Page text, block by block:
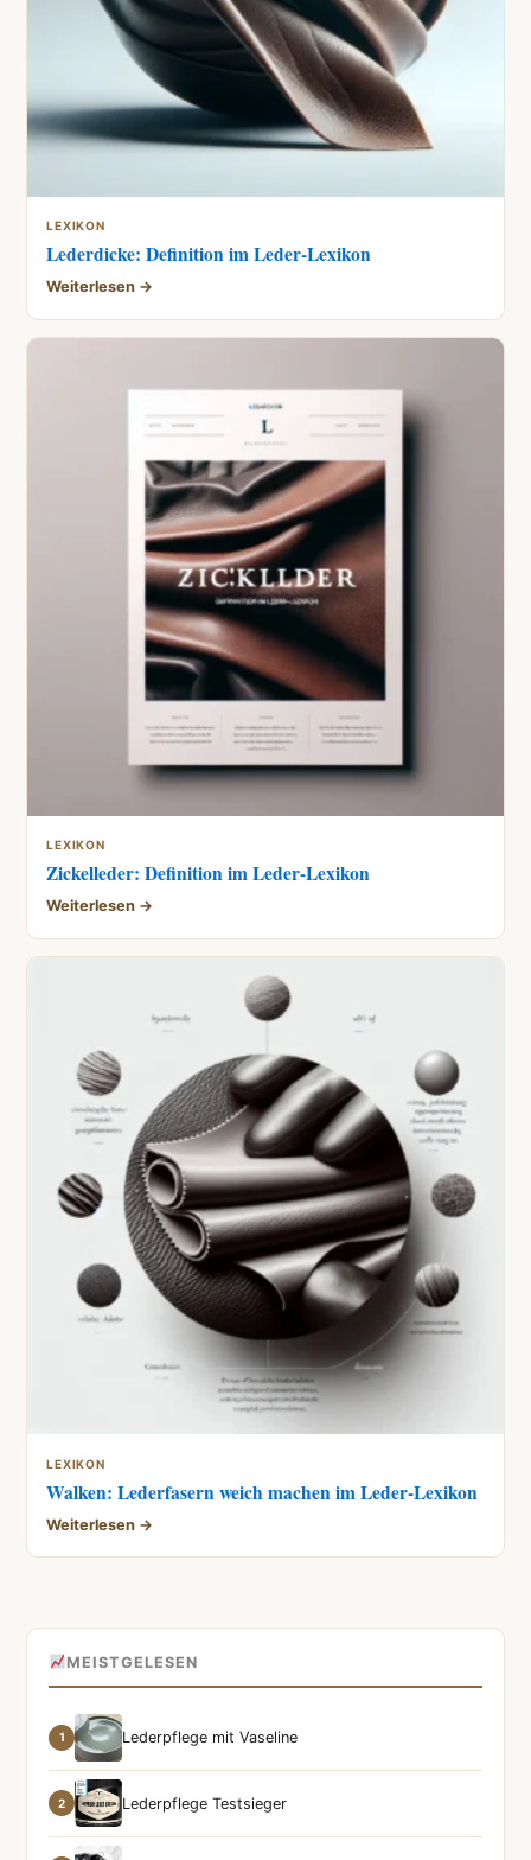
LEXIKON
Lederdicke: Definition im Leder-Lexikon
Weiterlesen →
LEXIKON
Zickelleder: Definition im Leder-Lexikon
Weiterlesen →
LEXIKON
Walken: Lederfasern weich machen im Leder-Lexikon
Weiterlesen →
MEISTGELESEN
1 Lederpflege mit Vaseline
2 Lederpflege Testsieger